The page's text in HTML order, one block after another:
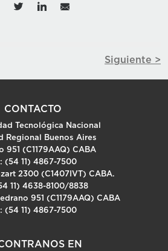
Siguiente >
CONTACTO
Tecnológica Nacional
Regional Buenos Aires
951 (C1179AAQ) CABA
(54 11) 4867-7500
2300 (C1407IVT) CABA.
11) 4638-8100/8838
951 (C1179AAQ) CABA
(54 11) 4867-7500
EN